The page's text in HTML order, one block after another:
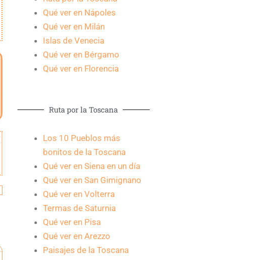
Qué ver en Nápoles
Qué ver en Milán
Islas de Venecia
Qué ver en Bérgamo
Qué ver en Florencia
Ruta por la Toscana
Los 10 Pueblos más
bonitos de la Toscana
Qué ver en Siena en un día
Qué ver en San Gimignano
Qué ver en Volterra
Termas de Saturnia
Qué ver en Pisa
Qué ver en Arezzo
Paisajes de la Toscana